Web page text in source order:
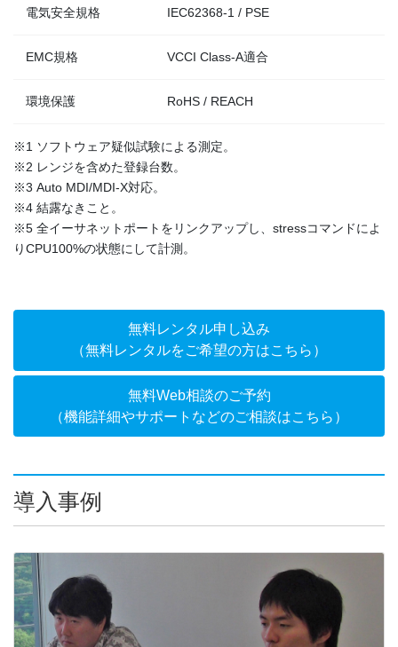
電気安全規格 IEC62368-1 / PSE
EMC規格 VCCI Class-A適合
環境保護 RoHS / REACH
※1 ソフトウェア疑似試験による測定。
※2 レンジを含めた登録台数。
※3 Auto MDI/MDI-X対応。
※4 結露なきこと。
※5 全イーサネットポートをリンクアップし、stressコマンドによ
りCPU100%の状態にして計測。
無料レンタル申し込み
（無料レンタルをご希望の方はこちら）
無料Web相談のご予約
（機能詳細やサポートなどのご相談はこちら）
導入事例